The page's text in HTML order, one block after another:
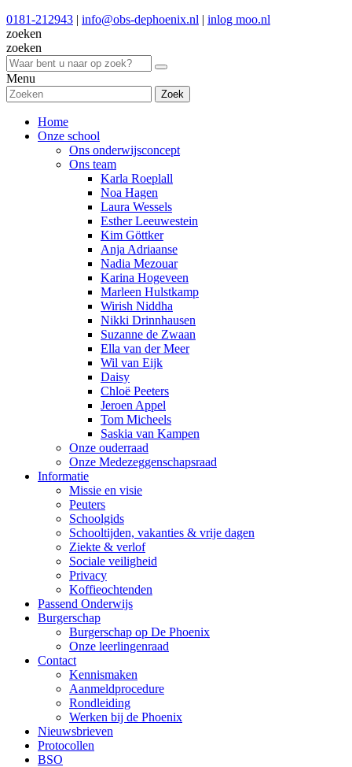
0181-212943 | info@obs-dephoenix.nl | inlog moo.nl
zoeken
zoeken
Menu
Zoek
Home
Onze school
Ons onderwijsconcept
Ons team
Karla Roeplall
Noa Hagen
Laura Wessels
Esther Leeuwestein
Kim Göttker
Anja Adriaanse
Nadia Mezouar
Karina Hogeveen
Marleen Hulstkamp
Wirish Niddha
Nikki Drinnhausen
Suzanne de Zwaan
Ella van der Meer
Wil van Eijk
Daisy
Chloë Peeters
Jeroen Appel
Tom Micheels
Saskia van Kampen
Onze ouderraad
Onze Medezeggenschapsraad
Informatie
Missie en visie
Peuters
Schoolgids
Schooltijden, vakanties & vrije dagen
Ziekte & verlof
Sociale veiligheid
Privacy
Koffieochtenden
Passend Onderwijs
Burgerschap
Burgerschap op De Phoenix
Onze leerlingenraad
Contact
Kennismaken
Aanmeldprocedure
Rondleiding
Werken bij de Phoenix
Nieuwsbrieven
Protocollen
BSO